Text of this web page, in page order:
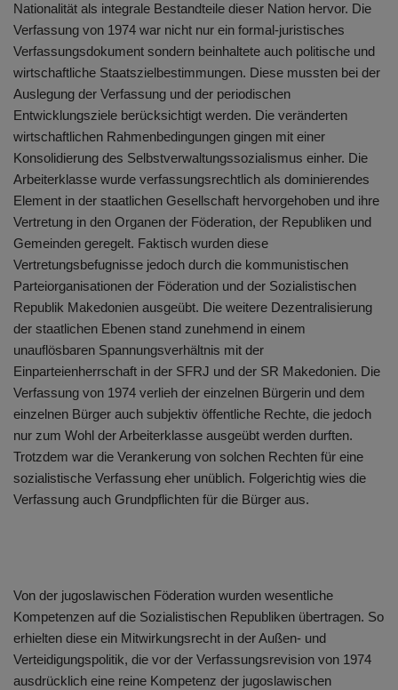
Nationalität als integrale Bestandteile dieser Nation hervor. Die
Verfassung von 1974 war nicht nur ein formal-juristisches
Verfassungsdokument sondern beinhaltete auch politische und
wirtschaftliche Staatszielbestimmungen. Diese mussten bei der
Auslegung der Verfassung und der periodischen
Entwicklungsziele berücksichtigt werden. Die veränderten
wirtschaftlichen Rahmenbedingungen gingen mit einer
Konsolidierung des Selbstverwaltungssozialismus einher. Die
Arbeiterklasse wurde verfassungsrechtlich als dominierendes
Element in der staatlichen Gesellschaft hervorgehoben und ihre
Vertretung in den Organen der Föderation, der Republiken und
Gemeinden geregelt. Faktisch wurden diese
Vertretungsbefugnisse jedoch durch die kommunistischen
Parteiorganisationen der Föderation und der Sozialistischen
Republik Makedonien ausgeübt. Die weitere Dezentralisierung
der staatlichen Ebenen stand zunehmend in einem
unauflösbaren Spannungsverhältnis mit der
Einparteienherrschaft in der SFRJ und der SR Makedonien. Die
Verfassung von 1974 verlieh der einzelnen Bürgerin und dem
einzelnen Bürger auch subjektiv öffentliche Rechte, die jedoch
nur zum Wohl der Arbeiterklasse ausgeübt werden durften.
Trotzdem war die Verankerung von solchen Rechten für eine
sozialistische Verfassung eher unüblich. Folgerichtig wies die
Verfassung auch Grundpflichten für die Bürger aus.
Von der jugoslawischen Föderation wurden wesentliche
Kompetenzen auf die Sozialistischen Republiken übertragen. So
erhielten diese ein Mitwirkungsrecht in der Außen- und
Verteidigungspolitik, die vor der Verfassungsrevision von 1974
ausdrücklich eine reine Kompetenz der jugoslawischen